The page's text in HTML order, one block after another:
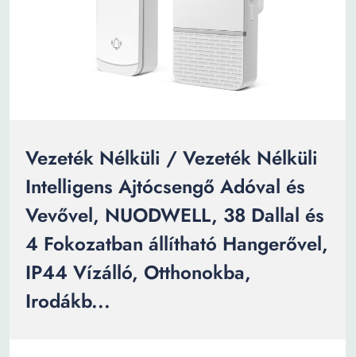
Vezeték Nélküli / Vezeték Nélküli
Intelligens Ajtócsengő Adóval és
Vevővel, NUODWELL, 38 Dallal és
4 Fokozatban állítható Hangerővel,
IP44 Vízálló, Otthonokba,
Irodákb...